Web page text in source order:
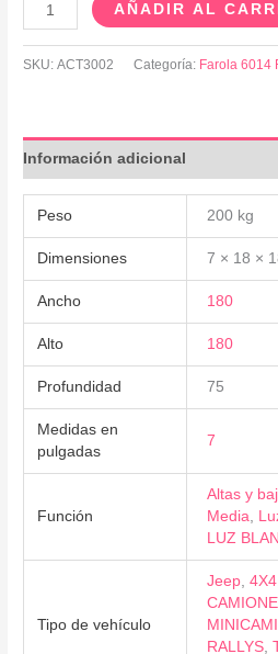
AÑADIR AL
SKU:ACT3002 Categoría: Farola 6014
Información adicional
Peso 200 kg
Dimensiones 7 × 18 ×
Ancho 180
Alto 180
Profundidad 75
Medidas en
pulgadas
7
Función
Altas y
Media,
LUZ
Tipo de vehículo
Jeep,4X4
RALLYS,